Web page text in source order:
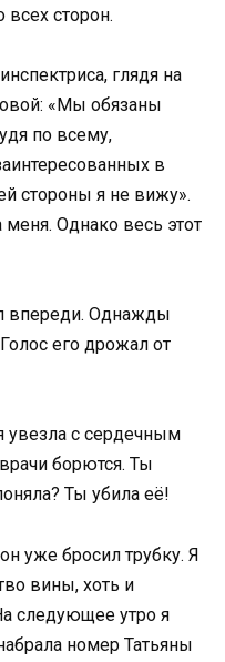
всех сторон.
глядя на
«Мы обязаны
по всему,
в
стороны я не вижу».
меня. Однако весь этот
впереди. Однажды
его дрожал от
увезла с сердечным
борются. Ты
Ты убила её!
уже бросил трубку. Я
вины, хоть и
следующее утро я
номер Татьяны